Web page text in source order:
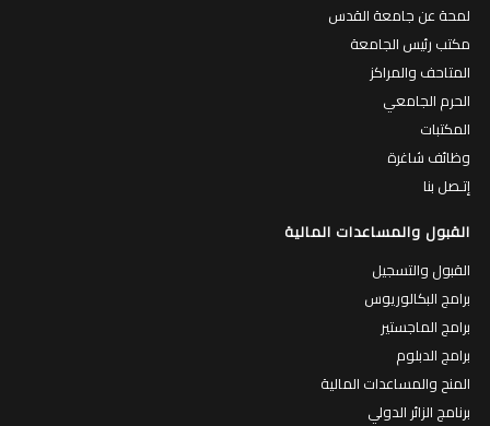
لمحة عن جامعة القدس
مكتب رئيس الجامعة
المتاحف والمراكز
الحرم الجامعي
المكتبات
وظائف شاغرة
إتـصل بنا
القبول والمساعدات المالية
القبول والتسجيل
برامج البكالوريوس
برامج الماجستير
برامج الدبلوم
المنح والمساعدات المالية
برنامج الزائر الدولي